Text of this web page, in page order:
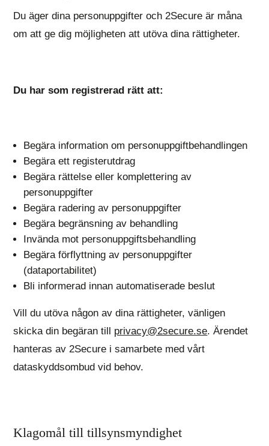
Du äger dina personuppgifter och 2Secure är måna
om att ge dig möjligheten att utöva dina rättigheter.
Du har som registrerad rätt att:
Begära information om personuppgiftbehandlingen
Begära ett registerutdrag
Begära rättelse eller komplettering av
personuppgifter
Begära radering av personuppgifter
Begära begränsning av behandling
Invända mot personuppgiftsbehandling
Begära förflyttning av personuppgifter
(dataportabilitet)
Bli informerad innan automatiserade beslut
Vill du utöva någon av dina rättigheter, vänligen
skicka din begäran till privacy@2secure.se. Ärendet
hanteras av 2Secure i samarbete med vårt
dataskyddsombud vid behov.
Klagomål till tillsynsmyndighet